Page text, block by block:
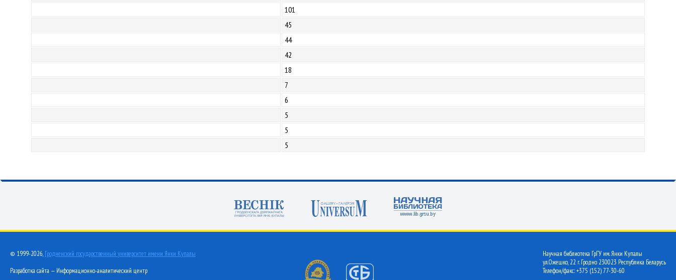
101
45
44
42
18
7
6
5
5
5
© 1999-2026, Гродненский государственный университет имени Янки Купалы
Разработка сайта — Информационно-аналитический центр
Научная библиотека ГрГУ им. Янки Купалы
ул.Ожешко, 22 г. Гродно 230023 Республика Беларусь
Телефон/факс: +375 (152) 77-30-60